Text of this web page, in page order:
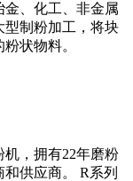
、化工、非金属
型制粉加工，将块
状物料。
，拥有22年磨粉
供应商。 R系列